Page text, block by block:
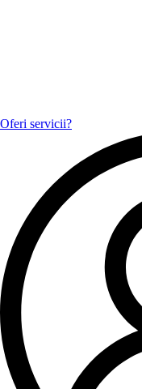
Oferi servicii?